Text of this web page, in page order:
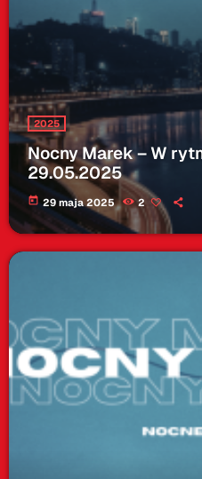
2025
Nocny Marek – W
29.05.2025
today 29 maja 2025 2